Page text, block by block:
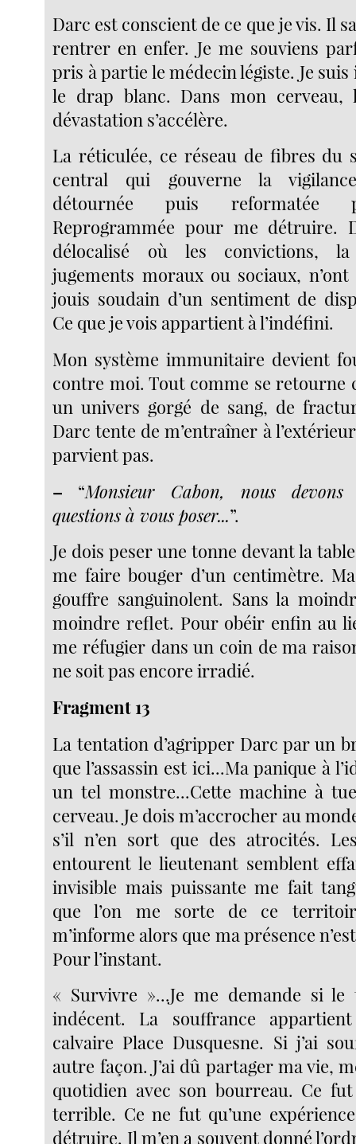
Darc est conscient de ce que je vis. Il
rentrer en enfer. Je me souviens
pris à partie le médecin légiste. Je
le drap blanc. Dans mon cerveau,
dévastation s’accélère.
La réticulée, ce réseau de fibres du
central qui gouverne la
détournée puis reformatée
Reprogrammée pour me détruire.
délocalisé où les convictions,
jugements moraux ou sociaux,
jouis soudain d’un sentiment de
Ce que je vois appartient à l’indéfini.
Mon système immunitaire devient
contre moi. Tout comme se retourne
un univers gorgé de sang, de
Darc tente de m’entraîner à
parvient pas.
– “Monsieur Cabon, nous devons
questions à vous poser...”.
Je dois peser une tonne devant la
me faire bouger d’un centimètre.
gouffre sanguinolent. Sans la
moindre reflet. Pour obéir enfin au
me réfugier dans un coin de ma
ne soit pas encore irradié.
Fragment 13
La tentation d’agripper Darc par un
que l’assassin est ici...Ma panique à
un tel monstre...Cette machine à
cerveau. Je dois m’accrocher au
s’il n’en sort que des atrocités.
entourent le lieutenant semblent
invisible mais puissante me fait
que l’on me sorte de ce
m’informe alors que ma présence
Pour l’instant.
« Survivre »...Je me demande si le
indécent. La souffrance
calvaire Place Dusquesne. Si j’ai
autre façon. J’ai dû partager ma vie,
quotidien avec son bourreau. Ce
terrible. Ce ne fut qu’une
détruire. Il m’en a souvent donné